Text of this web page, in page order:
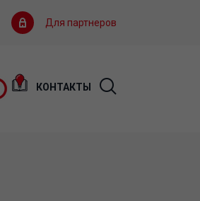
Для партнеров
КОНТАКТЫ